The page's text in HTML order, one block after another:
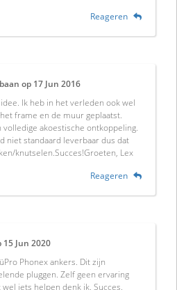
Reageren
op 17 Jun 2016
Ik heb in het verleden ook wel
frame en de muur geplaatst.
volledige akoestische ontkoppeling.
niet standaard leverbaar dus dat
knutselen.Succes!Groeten, Lex
Reageren
15 Jun 2020
Phonex ankers. Dit zijn
pluggen. Zelf geen ervaring
iets helpen denk ik. Succes.